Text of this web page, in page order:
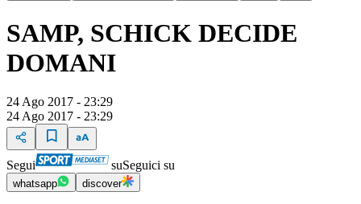
SAMP, SCHICK DECIDE
DOMANI
24 Ago 2017 - 23:29
24 Ago 2017 - 23:29
Segui suSeguici su
whatsapp discover